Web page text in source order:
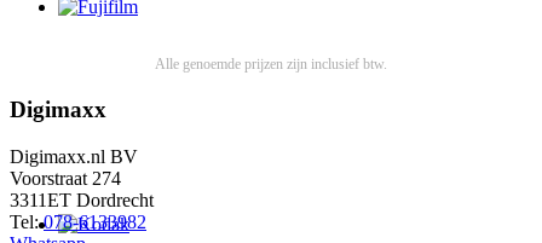
Alle genoemde prijzen zijn inclusief btw.
Digimaxx
Digimaxx.nl BV
Voorstraat 274
3311ET Dordrecht
Tel:078-6133982